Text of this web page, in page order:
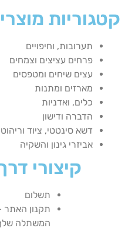
קטגוריות
תערובות, וחיפויים
פרחים עציצים וצמחים
עצים שיחים ומטפסים
מארזים ומתנות
כלים, ואדניות
הדברה ודישון
דשא סינטטי, ציוד
אביזרי גינון והשקיה
קיצורי
תשלום
תקנון
המשתלה